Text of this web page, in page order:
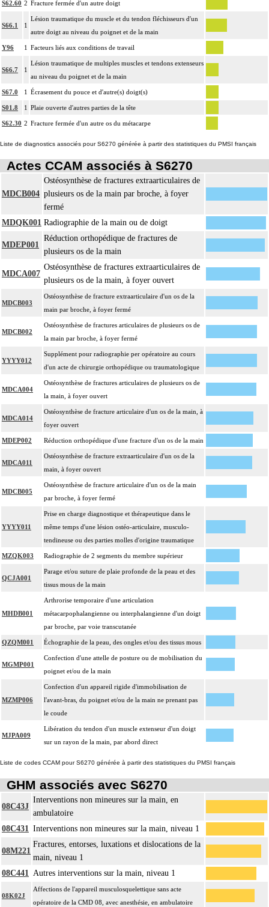
S62.60 2 Fracture fermée d'un autre doigt
S66.1 1
Lésion traumatique du muscle et du tendon fléchisseurs d'un
autre doigt au niveau du poignet et de la main
Y96 1 Facteurs liés aux conditions de travail
S66.7 1
Lésion traumatique de multiples muscles et tendons extenseurs
au niveau du poignet et de la main
S67.0 1 Écrasement du pouce et d'autre(s) doigt(s)
S01.8 1 Plaie ouverte d'autres parties de la tête
S62.30 2 Fracture fermée d'un autre os du métacarpe
Liste de diagnostics associés pour S6270 générée à partir des statistiques du PMSI français
Actes CCAM associés à S6270
MDCB004
Ostéosynthèse de fractures extraarticulaires de
plusieurs os de la main par broche, à foyer
fermé
MDQK001 Radiographie de la main ou de doigt
MDEP001
Réduction orthopédique de fractures de
plusieurs os de la main
MDCA007
Ostéosynthèse de fractures extraarticulaires de
plusieurs os de la main, à foyer ouvert
MDCB003
Ostéosynthèse de fracture extraarticulaire d'un os de la
main par broche, à foyer fermé
MDCB002
Ostéosynthèse de fractures articulaires de plusieurs os de
la main par broche, à foyer fermé
YYYY012
Supplément pour radiographie per opératoire au cours
d'un acte de chirurgie orthopédique ou traumatologique
MDCA004
Ostéosynthèse de fractures articulaires de plusieurs os de
la main, à foyer ouvert
MDCA014
Ostéosynthèse de fracture articulaire d'un os de la main, à
foyer ouvert
MDEP002 Réduction orthopédique d'une fracture d'un os de la main
MDCA011
Ostéosynthèse de fracture extraarticulaire d'un os de la
main, à foyer ouvert
MDCB005
Ostéosynthèse de fracture articulaire d'un os de la main
par broche, à foyer fermé
YYYY011
Prise en charge diagnostique et thérapeutique dans le
même temps d'une lésion ostéo-articulaire, musculo-
tendineuse ou des parties molles d'origine traumatique
MZQK003 Radiographie de 2 segments du membre supérieur
QCJA001
Parage et/ou suture de plaie profonde de la peau et des
tissus mous de la main
MHDB001
Arthrorise temporaire d'une articulation
métacarpophalangienne ou interphalangienne d'un doigt
par broche, par voie transcutanée
QZQM001 Échographie de la peau, des ongles et/ou des tissus mous
MGMP001
Confection d'une attelle de posture ou de mobilisation du
poignet et/ou de la main
MZMP006
Confection d'un appareil rigide d'immobilisation de
l'avant-bras, du poignet et/ou de la main ne prenant pas
le coude
MJPA009
Libération du tendon d'un muscle extenseur d'un doigt
sur un rayon de la main, par abord direct
Liste de codes CCAM pour S6270 générée à partir des statistiques du PMSI français
GHM associés avec S6270
08C43J
Interventions non mineures sur la main, en
ambulatoire
08C431 Interventions non mineures sur la main, niveau 1
08M221
Fractures, entorses, luxations et dislocations de la
main, niveau 1
08C441 Autres interventions sur la main, niveau 1
08K02J
Affections de l'appareil musculosquelettique sans acte
opératoire de la CMD 08, avec anesthésie, en ambulatoire